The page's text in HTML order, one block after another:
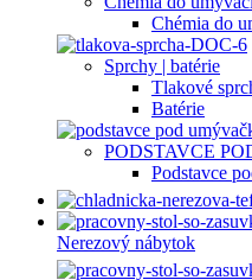
Chémia do
Sprchy | batérie
Tlakové
Batérie
PODSTAVCE
Podstavce
Nerezový nábytok